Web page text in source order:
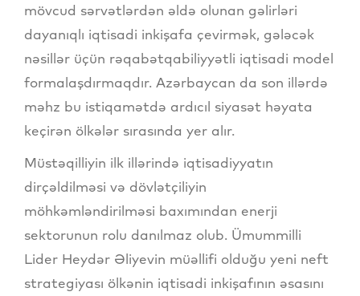
mövcud sərvətlərdən əldə olunan gəlirləri
dayanıqlı iqtisadi inkişafa çevirmək, gələcək
nəsillər üçün rəqabətqabiliyyətli iqtisadi model
formalaşdırmaqdır. Azərbaycan da son illərdə
məhz bu istiqamətdə ardıcıl siyasət həyata
keçirən ölkələr sırasında yer alır.
Müstəqilliyin ilk illərində iqtisadiyyatın
dirçəldilməsi və dövlətçiliyin
möhkəmləndirilməsi baxımından enerji
sektorunun rolu danılmaz olub. Ümummilli
Lider Heydər Əliyevin müəllifi olduğu yeni neft
strategiyası ölkənin iqtisadi inkişafının əsasını